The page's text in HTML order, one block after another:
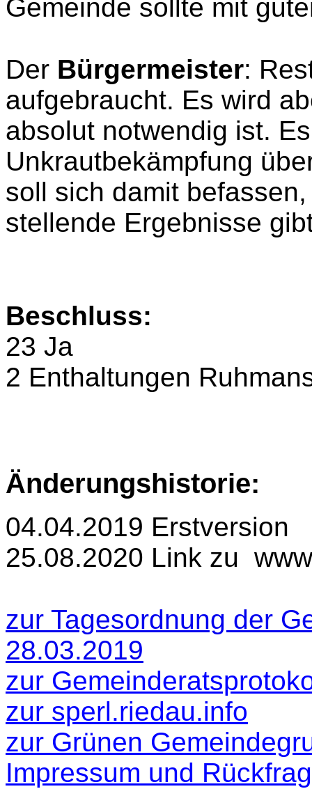
Gemeinde sollte mit
Der Bürgermeister:
aufgebraucht. Es wird
absolut notwendig ist.
Unkrautbekämpfung
soll sich damit
stellende Ergebnisse
Beschluss:
23 Ja
2 Enthaltungen
Änderungshistorie:
04.04.2019 Erstversion
25.08.2020 Link zu
zur Tagesordnung der
28.03.2019
zur
zur sperl.riedau.info
zur Grünen
Impressum und